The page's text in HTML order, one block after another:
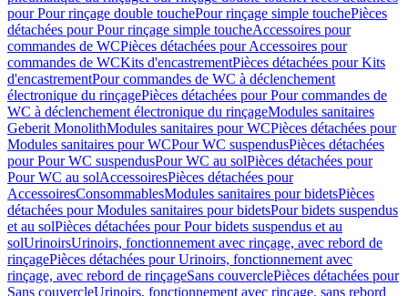
pour Pour rinçage double touchePour rinçage simple touchePièces
détachées pour Pour rinçage simple toucheAccessoires pour
commandes de WCPièces détachées pour Accessoires pour
commandes de WCKits d'encastrementPièces détachées pour Kits
d'encastrementPour commandes de WC à déclenchement
électronique du rinçagePièces détachées pour Pour commandes de
WC à déclenchement électronique du rinçageModules sanitaires
Geberit MonolithModules sanitaires pour WCPièces détachées pour
Modules sanitaires pour WCPour WC suspendusPièces détachées
pour Pour WC suspendusPour WC au solPièces détachées pour
Pour WC au solAccessoiresPièces détachées pour
AccessoiresConsommablesModules sanitaires pour bidetsPièces
détachées pour Modules sanitaires pour bidetsPour bidets suspendus
et au solPièces détachées pour Pour bidets suspendus et au
solUrinoirsUrinoirs, fonctionnement avec rinçage, avec rebord de
rinçagePièces détachées pour Urinoirs, fonctionnement avec
rinçage, avec rebord de rinçageSans couverclePièces détachées pour
Sans couvercleUrinoirs, fonctionnement avec rinçage, sans rebord